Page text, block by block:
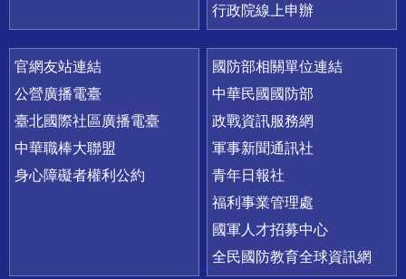
行政院線上申辦
官網友站連結
公營廣播電臺
臺北國際社區廣播電臺
中華職棒大聯盟
身心障礙者權利公約
國防部相關單位連結
中華民國國防部
政戰資訊服務網
軍事新聞通訊社
青年日報社
福利事業管理處
國軍人才招募中心
全民國防教育全球資訊網